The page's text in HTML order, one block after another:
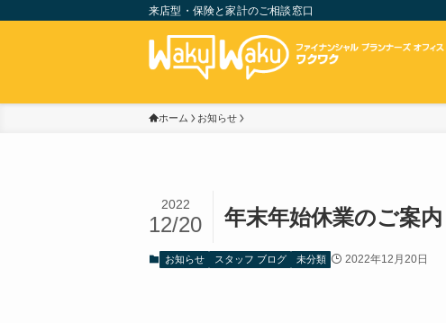
来店型・保険と家計のご相談窓口
ホーム お知らせ
年末年始休業のご案内
2022
12/20
お知らせ スタッフ ブログ 未分類 2022年12月20日